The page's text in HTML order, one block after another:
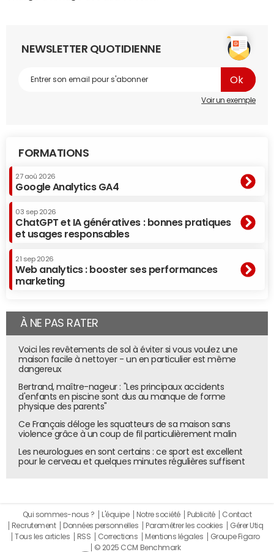
NEWSLETTER QUOTIDIENNE
Voir un exemple
FORMATIONS
27 aoû 2026
Google Analytics GA4
03 sep 2026
ChatGPT et IA génératives : bonnes pratiques
et usages responsables
21 sep 2026
Web analytics : booster ses performances
marketing
À NE PAS RATER
Voici les revêtements de sol à éviter si vous voulez une
maison facile à nettoyer - un en particulier est même
dangereux
Bertrand, maître-nageur : "Les principaux accidents
d'enfants en piscine sont dus au manque de forme
physique des parents"
Ce Français déloge les squatteurs de sa maison sans
violence grâce à un coup de fil particulièrement malin
Les neurologues en sont certains : ce sport est excellent
pour le cerveau et quelques minutes régulières suffisent
Qui sommes-nous ? L'équipe Notre société Publicité
Contact
Recrutement
Données personnelles Paramétrer les cookies
Gérer Utiq
Tous les articles
RSS Corrections Mentions légales
Groupe Figaro
© 2025 CCM Benchmark